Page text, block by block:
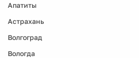
Апатиты
Астрахань
Волгоград
Вологда